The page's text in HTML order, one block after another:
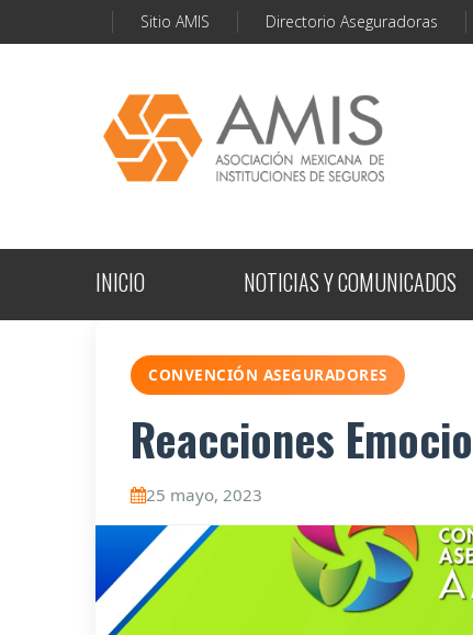
Sitio AMIS Directorio Aseguradoras
INICIO NOTICIAS Y COMUNICADOS
CONVENCIÓN ASEGURADORES
Reacciones
25 mayo, 2023